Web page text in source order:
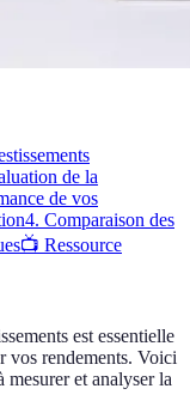
de la
de vos
4. Comparaison des
📺 Ressource
est essentielle
vos rendements. Voici
et analyser la